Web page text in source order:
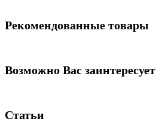
Рекомендованные товары
Возможно Вас заинтересует
Статьи